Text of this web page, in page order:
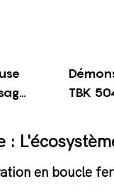
TBK
en boucle